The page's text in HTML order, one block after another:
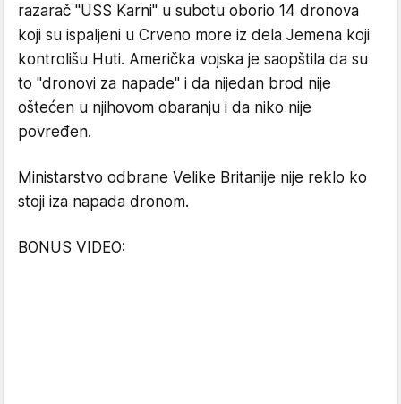
razarač "USS Karni" u subotu oborio 14 dronova
koji su ispaljeni u Crveno more iz dela Jemena koji
kontrolišu Huti. Američka vojska je saopštila da su
to "dronovi za napade" i da nijedan brod nije
oštećen u njihovom obaranju i da niko nije
povređen.
Ministarstvo odbrane Velike Britanije nije reklo ko
stoji iza napada dronom.
BONUS VIDEO: